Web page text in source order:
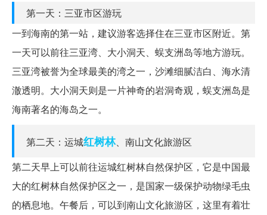
第一天：三亚市区游玩
一到海南的第一站，建议游客选择住在三亚市区附近。第
一天可以前往三亚湾、大小洞天、蜈支洲岛等地方游玩。
三亚湾被誉为全球最美的湾之一，沙滩细腻洁白、海水清
澈透明。大小洞天则是一片神奇的岩洞奇观，蜈支洲岛是
海南著名的海岛之一。
第二天：运城红树林、南山文化旅游区
第二天早上可以前往运城红树林自然保护区，它是中国最
大的红树林自然保护区之一，是国家一级保护动物绿毛虫
的栖息地。午餐后，可以到南山文化旅游区，这里有着壮